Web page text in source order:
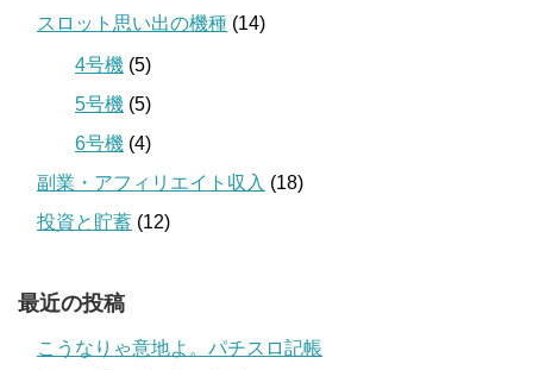
スロット思い出の機種 (14)
4号機 (5)
5号機 (5)
6号機 (4)
副業・アフィリエイト収入 (18)
投資と貯蓄 (12)
最近の投稿
こうなりゃ意地よ。パチスロ記帳